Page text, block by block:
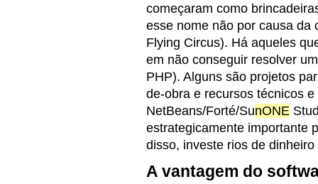
começaram como
esse nome não por causa da
Flying Circus). Há aqueles
em não conseguir resolver
PHP). Alguns são projetos
de-obra e recursos técnicos
NetBeans/Forté/SunONE
estrategicamente importante
disso, investe rios de
A vantagem do